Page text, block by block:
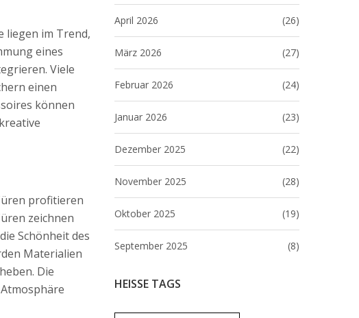
April 2026 (26)
März 2026 (27)
Februar 2026 (24)
Januar 2026 (23)
Dezember 2025 (22)
November 2025 (28)
Oktober 2025 (19)
September 2025 (8)
HEISSE TAGS
liegen im Trend,
eines
Viele
einen
können
profitieren
zeichnen
Schönheit des
Materialien
Die